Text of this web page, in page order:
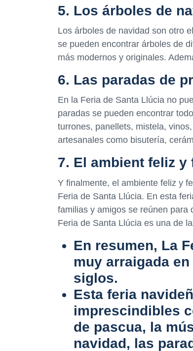
5. Los árboles de
Los árboles de navidad son otro
se pueden encontrar árboles de
más modernos y originales.
6. Las paradas de
En la Feria de Santa Llúcia no
paradas se pueden encontrar
turrones, panellets, mistela,
artesanales como bisutería,
7. El ambient feliz y
Y finalmente, el ambiente feliz y
Feria de Santa Llúcia. En esta
familias y amigos se reúnen para
Feria de Santa Llúcia es una de
En resumen, La
muy arraigada
siglos.
Esta feria
imprescindibles
de pascua, la
navidad, las